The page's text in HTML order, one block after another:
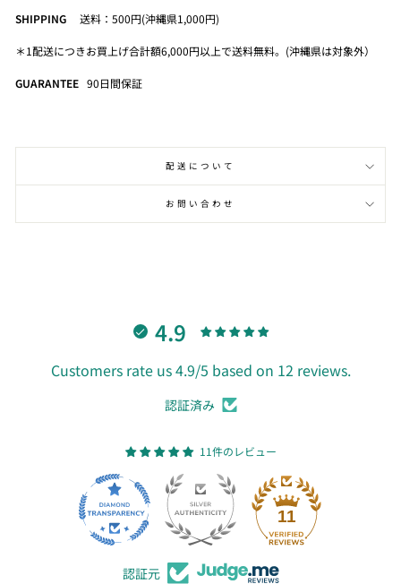
SHIPPING 送料：500円(沖縄県1,000円)
＊1配送につきお買上げ合計額6,000円以上で送料無料。(沖縄県は対象外）
GUARANTEE 90日間保証
配送について
お問い合わせ
4.9
Customers rate us 4.9/5 based on 12 reviews.
認証済み
11件のレビュー
11
認証元